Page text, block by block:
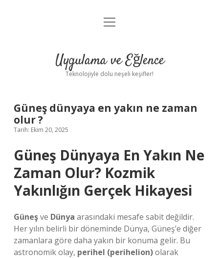
Anasayfa
Yasal Uyarı
menüyü
Uygulama ve Eğlence
Teknolojiyle dolu neşeli keşifler!
Güneş dünyaya en yakın ne zaman
olur ?
Tarih: Ekim 20, 2025
Güneş Dünyaya En Yakın Ne
Zaman Olur? Kozmik
Yakınlığın Gerçek Hikayesi
Güneşve Dünya arasındaki mesafe sabit değildir.
Her yılın belirli bir döneminde Dünya, Güneş’e diğer
zamanlara göre daha yakın bir konuma gelir. Bu
astronomik olay, perihel (perihelion)olarak